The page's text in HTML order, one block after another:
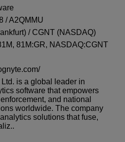
/ A2QMMU
/ CGNT (NASDAQ)
81M:GR, NASDAQ:CGNT
is a global leader in
software that empowers
and national
worldwide. The company
solutions that fuse,